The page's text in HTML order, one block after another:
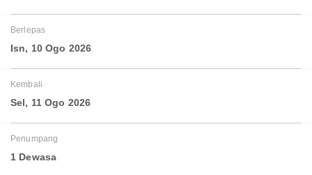
Berlepas
Isn, 10 Ogo 2026
Kembali
Sel, 11 Ogo 2026
Penumpang
1 Dewasa